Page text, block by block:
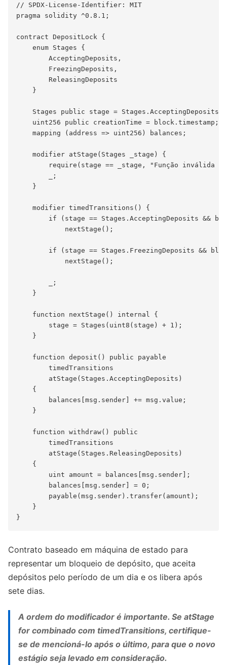
// SPDX-License-Identifier: MIT
pragma solidity ^0.8.1;
contract DepositLock {
    enum Stages {
        AcceptingDeposits,
        FreezingDeposits,
        ReleasingDeposits
    }
    Stages public stage = Stages.AcceptingDeposits;
    uint256 public creationTime = block.timestamp;
    mapping (address => uint256) balances;
    modifier atStage(Stages _stage) {
require(stage == _stage, "Função inválida
        _;
    }
    modifier timedTransitions() {
if (stage == Stages.AcceptingDeposits &&
            nextStage();
if (stage == Stages.FreezingDeposits &&
            nextStage();
        _;
    }
    function nextStage() internal {
        stage = Stages(uint8(stage) + 1);
    }
    function deposit() public payable
        timedTransitions
        atStage(Stages.AcceptingDeposits)
    {
        balances[msg.sender] += msg.value;
    }
    function withdraw() public
        timedTransitions
        atStage(Stages.ReleasingDeposits)
    {
        uint amount = balances[msg.sender];
        balances[msg.sender] = 0;
        payable(msg.sender).transfer(amount);
    }
Contrato baseado em máquina de estado para
representar um bloqueio de depósito, que aceita
depósitos pelo período de um dia e os libera após
sete dias.
A ordem do modificador é importante. Se atStage
for combinado com timedTransitions, certifique-
se de mencioná-lo após o último, para que o novo
estágio seja levado em consideração.